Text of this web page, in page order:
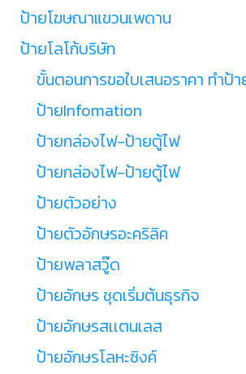
ป้ายโฆษณาแขวนเพดาน
ป้ายโลโก้บริษัท
ขั้นตอนการขอใบเสนอราคา ทำป้า
ป้ายInfomation
ป้ายกล่องไฟ-ป้ายตู้ไฟ
ป้ายกล่องไฟ-ป้ายตู้ไฟ
ป้ายตัวอย่าง
ป้ายตัวอักษรอะคริลิค
ป้ายพลาสวู๊ด
ป้ายอักษร ชุดเริ่มต้นธุรกิจ
ป้ายอักษรสเเตนเลส
ป้ายอักษรโลหะซิงค์